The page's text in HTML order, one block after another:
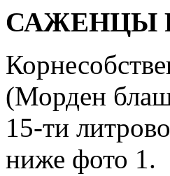
САЖЕНЦЫ
(Морден
15-ти
ниже фото 1.